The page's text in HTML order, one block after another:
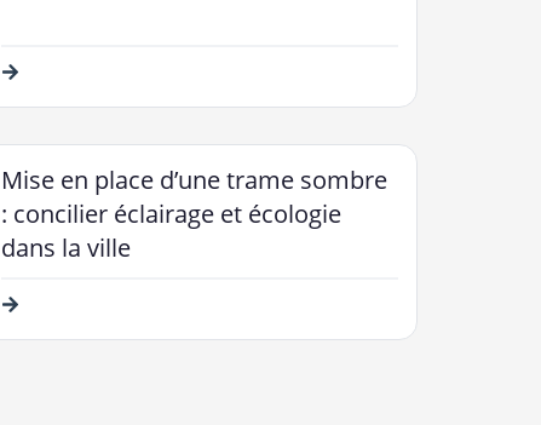
Mise en place d’une trame sombre
: concilier éclairage et écologie
dans la ville